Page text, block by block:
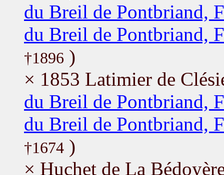
du Breil de Pontbriand,
du Breil de Pontbriand,
†1896 )
× 1853 Latimier de
du Breil de Pontbriand,
du Breil de Pontbriand,
†1674 )
× Huchet de La